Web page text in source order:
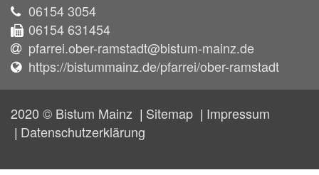
06154 3054
06154 631454
pfarrei.ober-ramstadt@bistum-mainz.de
https://bistummainz.de/pfarrei/ober-ramstadt
2020 © Bistum Mainz Sitemap
Impressum
Datenschutzerklärung